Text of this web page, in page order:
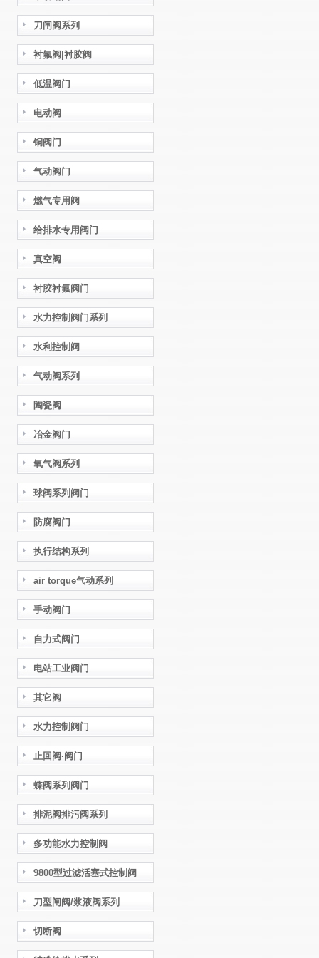
刀闸阀系列
衬氟阀|衬胶阀
低温阀门
电动阀
铜阀门
气动阀门
燃气专用阀
给排水专用阀门
真空阀
衬胶衬氟阀门
水力控制阀门系列
水利控制阀
气动阀系列
陶瓷阀
冶金阀门
氧气阀系列
球阀系列阀门
防腐阀门
执行结构系列
air torque气动系列
手动阀门
自力式阀门
电站工业阀门
其它阀
水力控制阀门
止回阀·阀门
蝶阀系列阀门
排泥阀排污阀系列
多功能水力控制阀
9800型过滤活塞式控制阀
刀型闸阀/浆液阀系列
切断阀